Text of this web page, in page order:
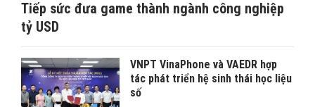
Tiếp sức đưa game thành ngành công nghiệp
tỷ USD
VNPT VinaPhone và VAEDR hợp
tác phát triển hệ sinh thái học liệu
số